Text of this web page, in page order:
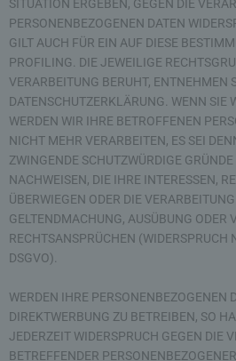
SITUATION ERGEBEN, GEGEN DIE
PERSONENBEZOGENEN DATEN
GILT AUCH FÜR EIN AUF DIESE
PROFILING. DIE JEWEILIGE
VERARBEITUNG BERUHT, ENTNEHMEN
DATENSCHUTZERKLÄRUNG. WENN SIE
WERDEN WIR IHRE BETROFFENEN
NICHT MEHR VERARBEITEN, ES SEI
ZWINGENDE SCHUTZWÜRDIGE
NACHWEISEN, DIE IHRE INTERESSEN,
ÜBERWIEGEN ODER DIE
GELTENDMACHUNG, AUSÜBUNG ODER
RECHTSANSPRÜCHEN (WIDERSPRUCH
DSGVO).
WERDEN IHRE PERSONENBEZOGENEN
DIREKTWERBUNG ZU BETREIBEN, SO
JEDERZEIT WIDERSPRUCH GEGEN DIE
BETREFFENDER